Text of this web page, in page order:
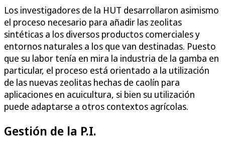
Los investigadores de la HUT desarrollaron asimismo
el proceso necesario para añadir las zeolitas
sintéticas a los diversos productos comerciales y
entornos naturales a los que van destinadas. Puesto
que su labor tenía en mira la industria de la gamba en
particular, el proceso está orientado a la utilización
de las nuevas zeolitas hechas de caolín para
aplicaciones en acuicultura, si bien su utilización
puede adaptarse a otros contextos agrícolas.
Gestión de la P.I.